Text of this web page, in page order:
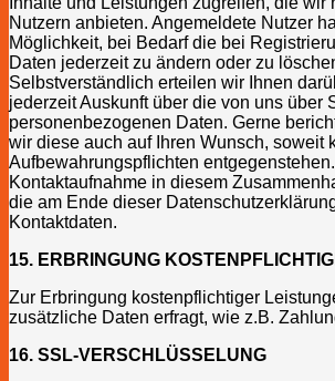
Nutzern anbieten. Angemeldete Nutzer
Möglichkeit, bei Bedarf die bei
Daten jederzeit zu ändern oder zu
Selbstverständlich erteilen wir Ihnen
jederzeit Auskunft über die von uns über
personenbezogenen Daten. Gerne
wir diese auch auf Ihren Wunsch, soweit
Aufbewahrungspflichten
Kontaktaufnahme in diesem
die am Ende dieser
Kontaktdaten.
15. ERBRINGUNG
Zur Erbringung kostenpflichtiger
zusätzliche Daten erfragt, wie z.B.
16. SSL-VERSCHLÜSSELUNG